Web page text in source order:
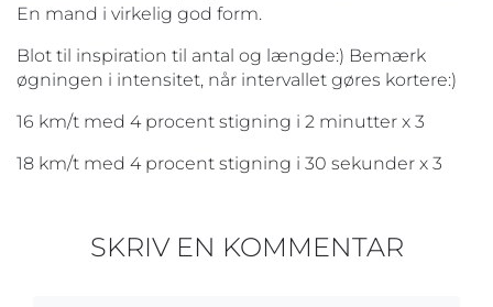
En mand i virkelig god form.
Blot til inspiration til antal og længde:) Bemærk
øgningen i intensitet, når intervallet gøres kortere:)
16 km/t med 4 procent stigning i 2 minutter x 3
18 km/t med 4 procent stigning i 30 sekunder x 3
SKRIV EN KOMMENTAR